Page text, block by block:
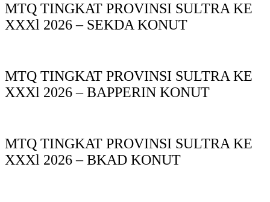
MTQ TINGKAT PROVINSI SULTRA KE
XXXl 2026 – SEKDA KONUT
MTQ TINGKAT PROVINSI SULTRA KE
XXXl 2026 – BAPPERIN KONUT
MTQ TINGKAT PROVINSI SULTRA KE
XXXl 2026 – BKAD KONUT